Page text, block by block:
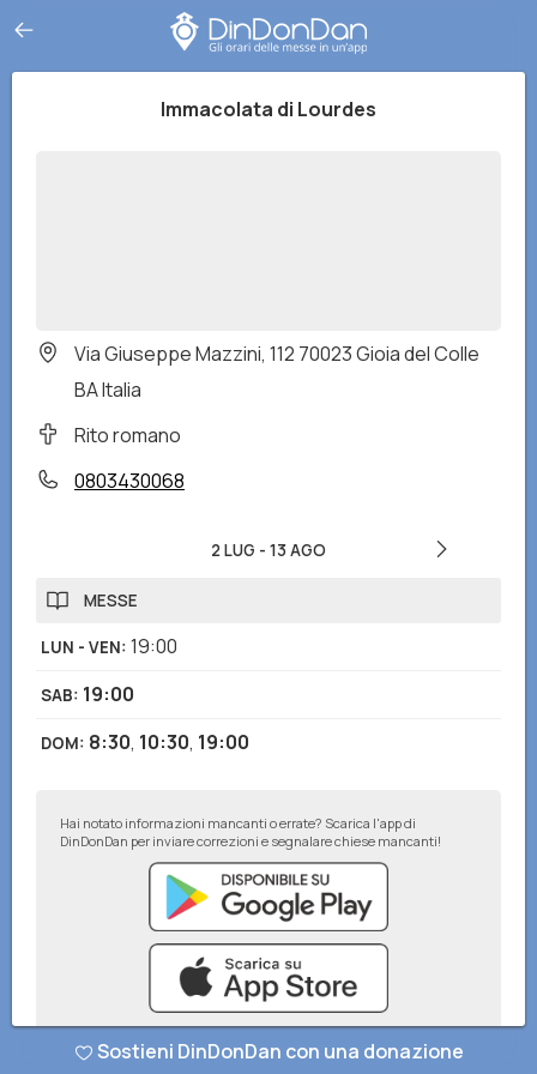
Immacolata di Lourdes
Via Giuseppe Mazzini, 112 70023 Gioia del Colle
BA Italia
Rito romano
0803430068
2 LUG - 13 AGO
MESSE
LUN - VEN: 19:00
SAB: 19:00
DOM: 8:30, 10:30, 19:00
Hai notato informazioni mancanti o errate? Scarica l'app di
DinDonDan per inviare correzioni e segnalare chiese mancanti!
Sostieni DinDonDan con una donazione